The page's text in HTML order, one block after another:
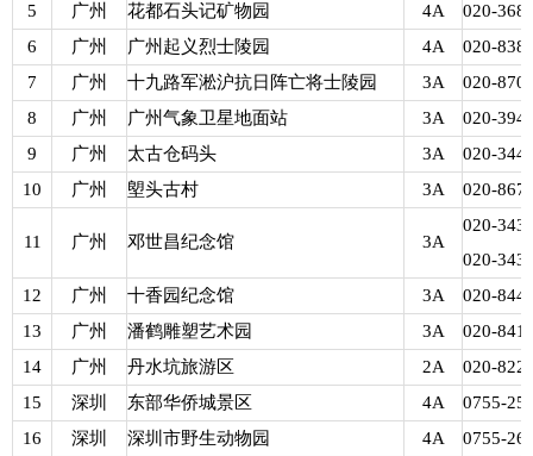
5
广州 花都石头记矿物园 4A
020-
6
广州 广州起义烈士陵园 4A
020-
7
广州 十九路军淞沪抗日阵亡将士陵园 3A
020-
8
广州 广州气象卫星地面站 3A
020-
9
广州 太古仓码头 3A
020-
10
广州 塱头古村 3A 020-
11 广州 邓世昌纪念馆 3A
020-
020-
12
广州 十香园纪念馆 3A
020-
13
广州 潘鹤雕塑艺术园 3A
020-
14
广州 丹水坑旅游区 2A
020-
15
深圳 东部华侨城景区 4A
0755-
16
深圳 深圳市野生动物园 4A
0755-